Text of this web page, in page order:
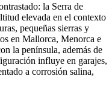
la Serra de
elevada en el contexto
pequeñas sierras y
en Mallorca, Menorca e
la península, además de
influye en garajes,
a corrosión salina,